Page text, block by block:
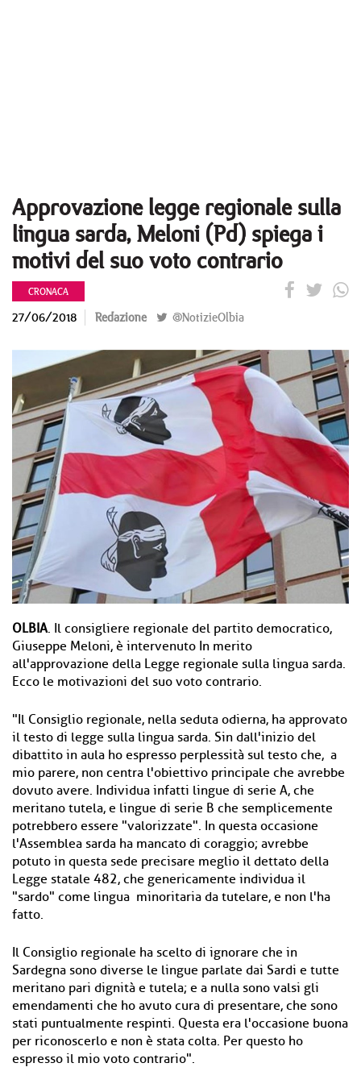
Approvazione legge regionale sulla
lingua sarda, Meloni (Pd) spiega i
motivi del suo voto contrario
CRONACA
27/06/2018 Redazione @NotizieOlbia
OLBIA. Il consigliere regionale del partito democratico,
Giuseppe Meloni, è intervenuto In merito
all'approvazione della Legge regionale sulla lingua sarda.
Ecco le motivazioni del suo voto contrario.
"Il Consiglio regionale, nella seduta odierna, ha approvato
il testo di legge sulla lingua sarda. Sin dall'inizio del
dibattito in aula ho espresso perplessità sul testo che, a
mio parere, non centra l'obiettivo principale che avrebbe
dovuto avere. Individua infatti lingue di serie A, che
meritano tutela, e lingue di serie B che semplicemente
potrebbero essere "valorizzate". In questa occasione
l'Assemblea sarda ha mancato di coraggio; avrebbe
potuto in questa sede precisare meglio il dettato della
Legge statale 482, che genericamente individua il
"sardo" come lingua minoritaria da tutelare, e non l'ha
fatto.
Il Consiglio regionale ha scelto di ignorare che in
Sardegna sono diverse le lingue parlate dai Sardi e tutte
meritano pari dignità e tutela; e a nulla sono valsi gli
emendamenti che ho avuto cura di presentare, che sono
stati puntualmente respinti. Questa era l'occasione buona
per riconoscerlo e non è stata colta. Per questo ho
espresso il mio voto contrario".